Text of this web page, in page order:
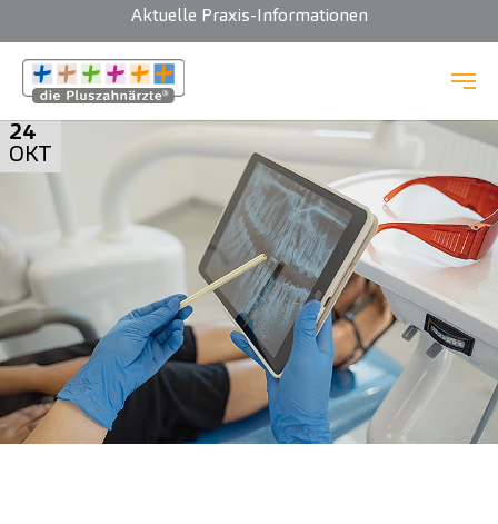
Zum Hauptinhalt springen
Aktuelle Praxis-Informationen
24
OKT